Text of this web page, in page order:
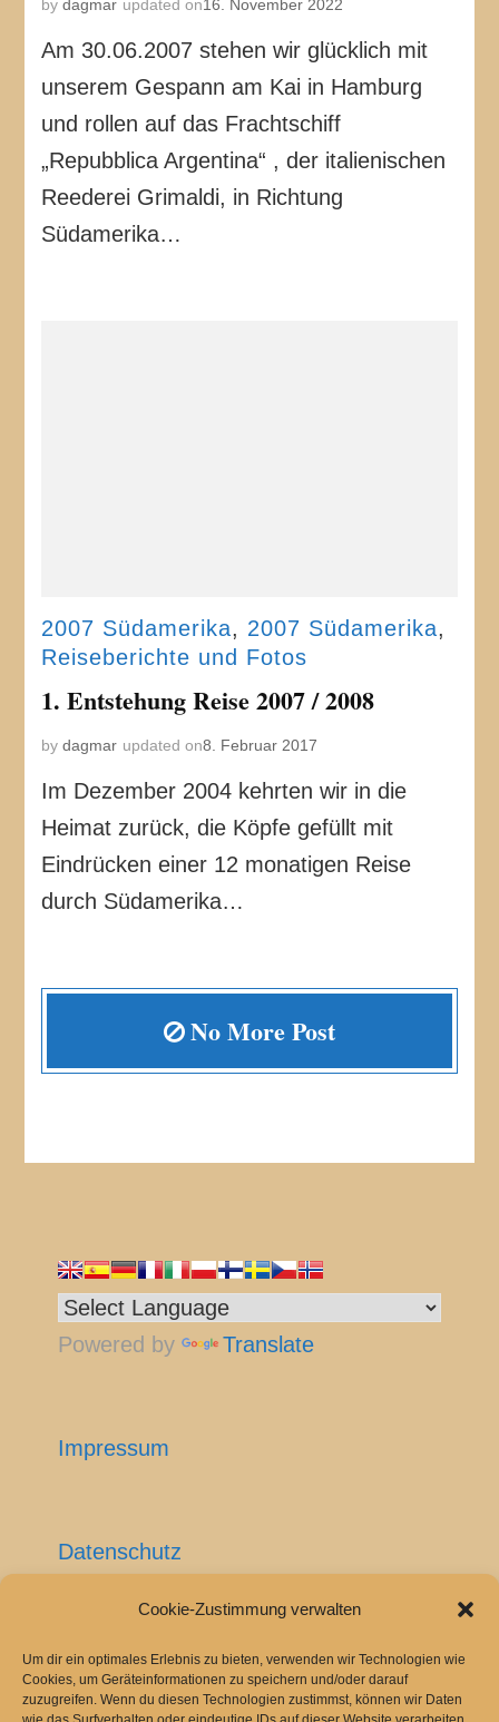
Cookie-Zustimmung verwalten
Um dir ein optimales Erlebnis zu bieten, verwenden wir Technologien wie
Cookies, um Geräteinformationen zu speichern und/oder darauf
zuzugreifen. Wenn du diesen Technologien zustimmst, können wir Daten
bydagmar updated on16. November 2022
Am 30.06.2007 stehen wir glücklich mit
unserem Gespann am Kai in Hamburg
und rollen auf das Frachtschiff
„Repubblica Argentina“ , der italienischen
Reederei Grimaldi, in Richtung
Südamerika…
2007 Südamerika, 2007 Südamerika,
Reiseberichte und Fotos
1. Entstehung Reise 2007 / 2008
bydagmar updated on8. Februar 2017
Im Dezember 2004 kehrten wir in die
Heimat zurück, die Köpfe gefüllt mit
Eindrücken einer 12 monatigen Reise
durch Südamerika…
No More Post
Powered by Translate
Impressum
Datenschutz
Cookie-Richtlinie (EU)